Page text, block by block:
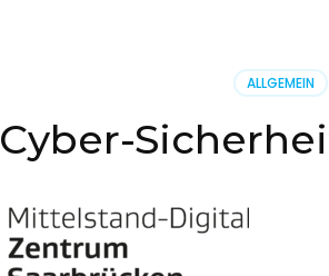
heute
seinen
zur
in
Deutschland
ALLGEMEIN
Cyber-